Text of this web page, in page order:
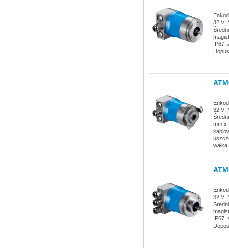
32 V;
IP67,
32 V;
mm x
32 V;
IP67,